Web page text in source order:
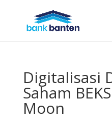
Digitalisasi
Saham
Moon